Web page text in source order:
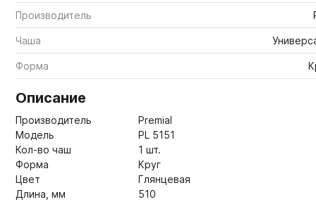
Производитель
Чаша
Форма
Описание
Производитель
Premial
Модель
PL 5151
Кол-во чаш
1 шт.
Форма
Круг
Цвет
Глянцевая
Длина, мм
510